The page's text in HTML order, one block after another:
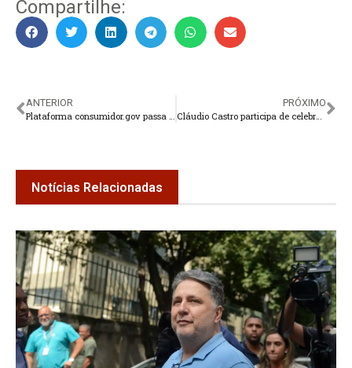
Compartilhe:
ANTERIOR
Plataforma consumidor.gov passa a receber queixas sobre redes sociais
PRÓXIMO
Cláudio Castro participa de celebração dos 90 anos do Cristo Redentor
Notícias Relacionadas